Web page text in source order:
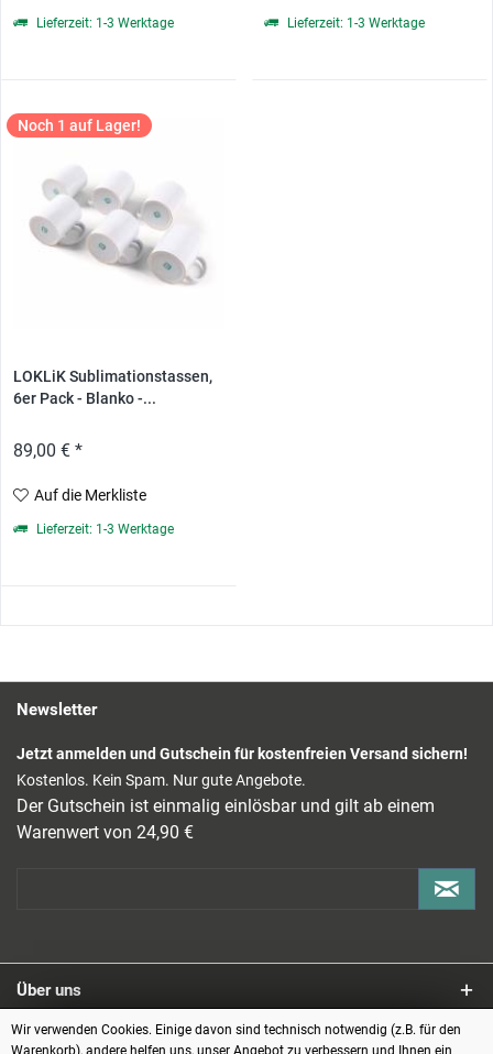
Lieferzeit: 1-3 Werktage Lieferzeit: 1-3 Werktage
Noch 1 auf Lager!
LOKLiK Sublimationstassen,
6er Pack - Blanko -...
89,00 € *
Auf die Merkliste
Lieferzeit: 1-3 Werktage
Newsletter
Jetzt anmelden und Gutschein für kostenfreien Versand sichern!
Kostenlos. Kein Spam. Nur gute Angebote.
Der Gutschein ist einmalig einlösbar und gilt ab einem
Warenwert von 24,90 €
Über uns
Service
Wir verwenden Cookies. Einige davon sind technisch notwendig (z.B. für den
Warenkorb), andere helfen uns, unser Angebot zu verbessern und Ihnen ein